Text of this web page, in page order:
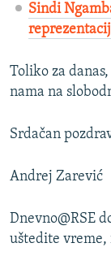
Sindi
Toliko za
nama na
Srdačan
Andrej Zarević
Dnevno@RSE
uštedite